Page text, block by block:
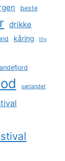
beste
drikke
kåring lily
sørlandet